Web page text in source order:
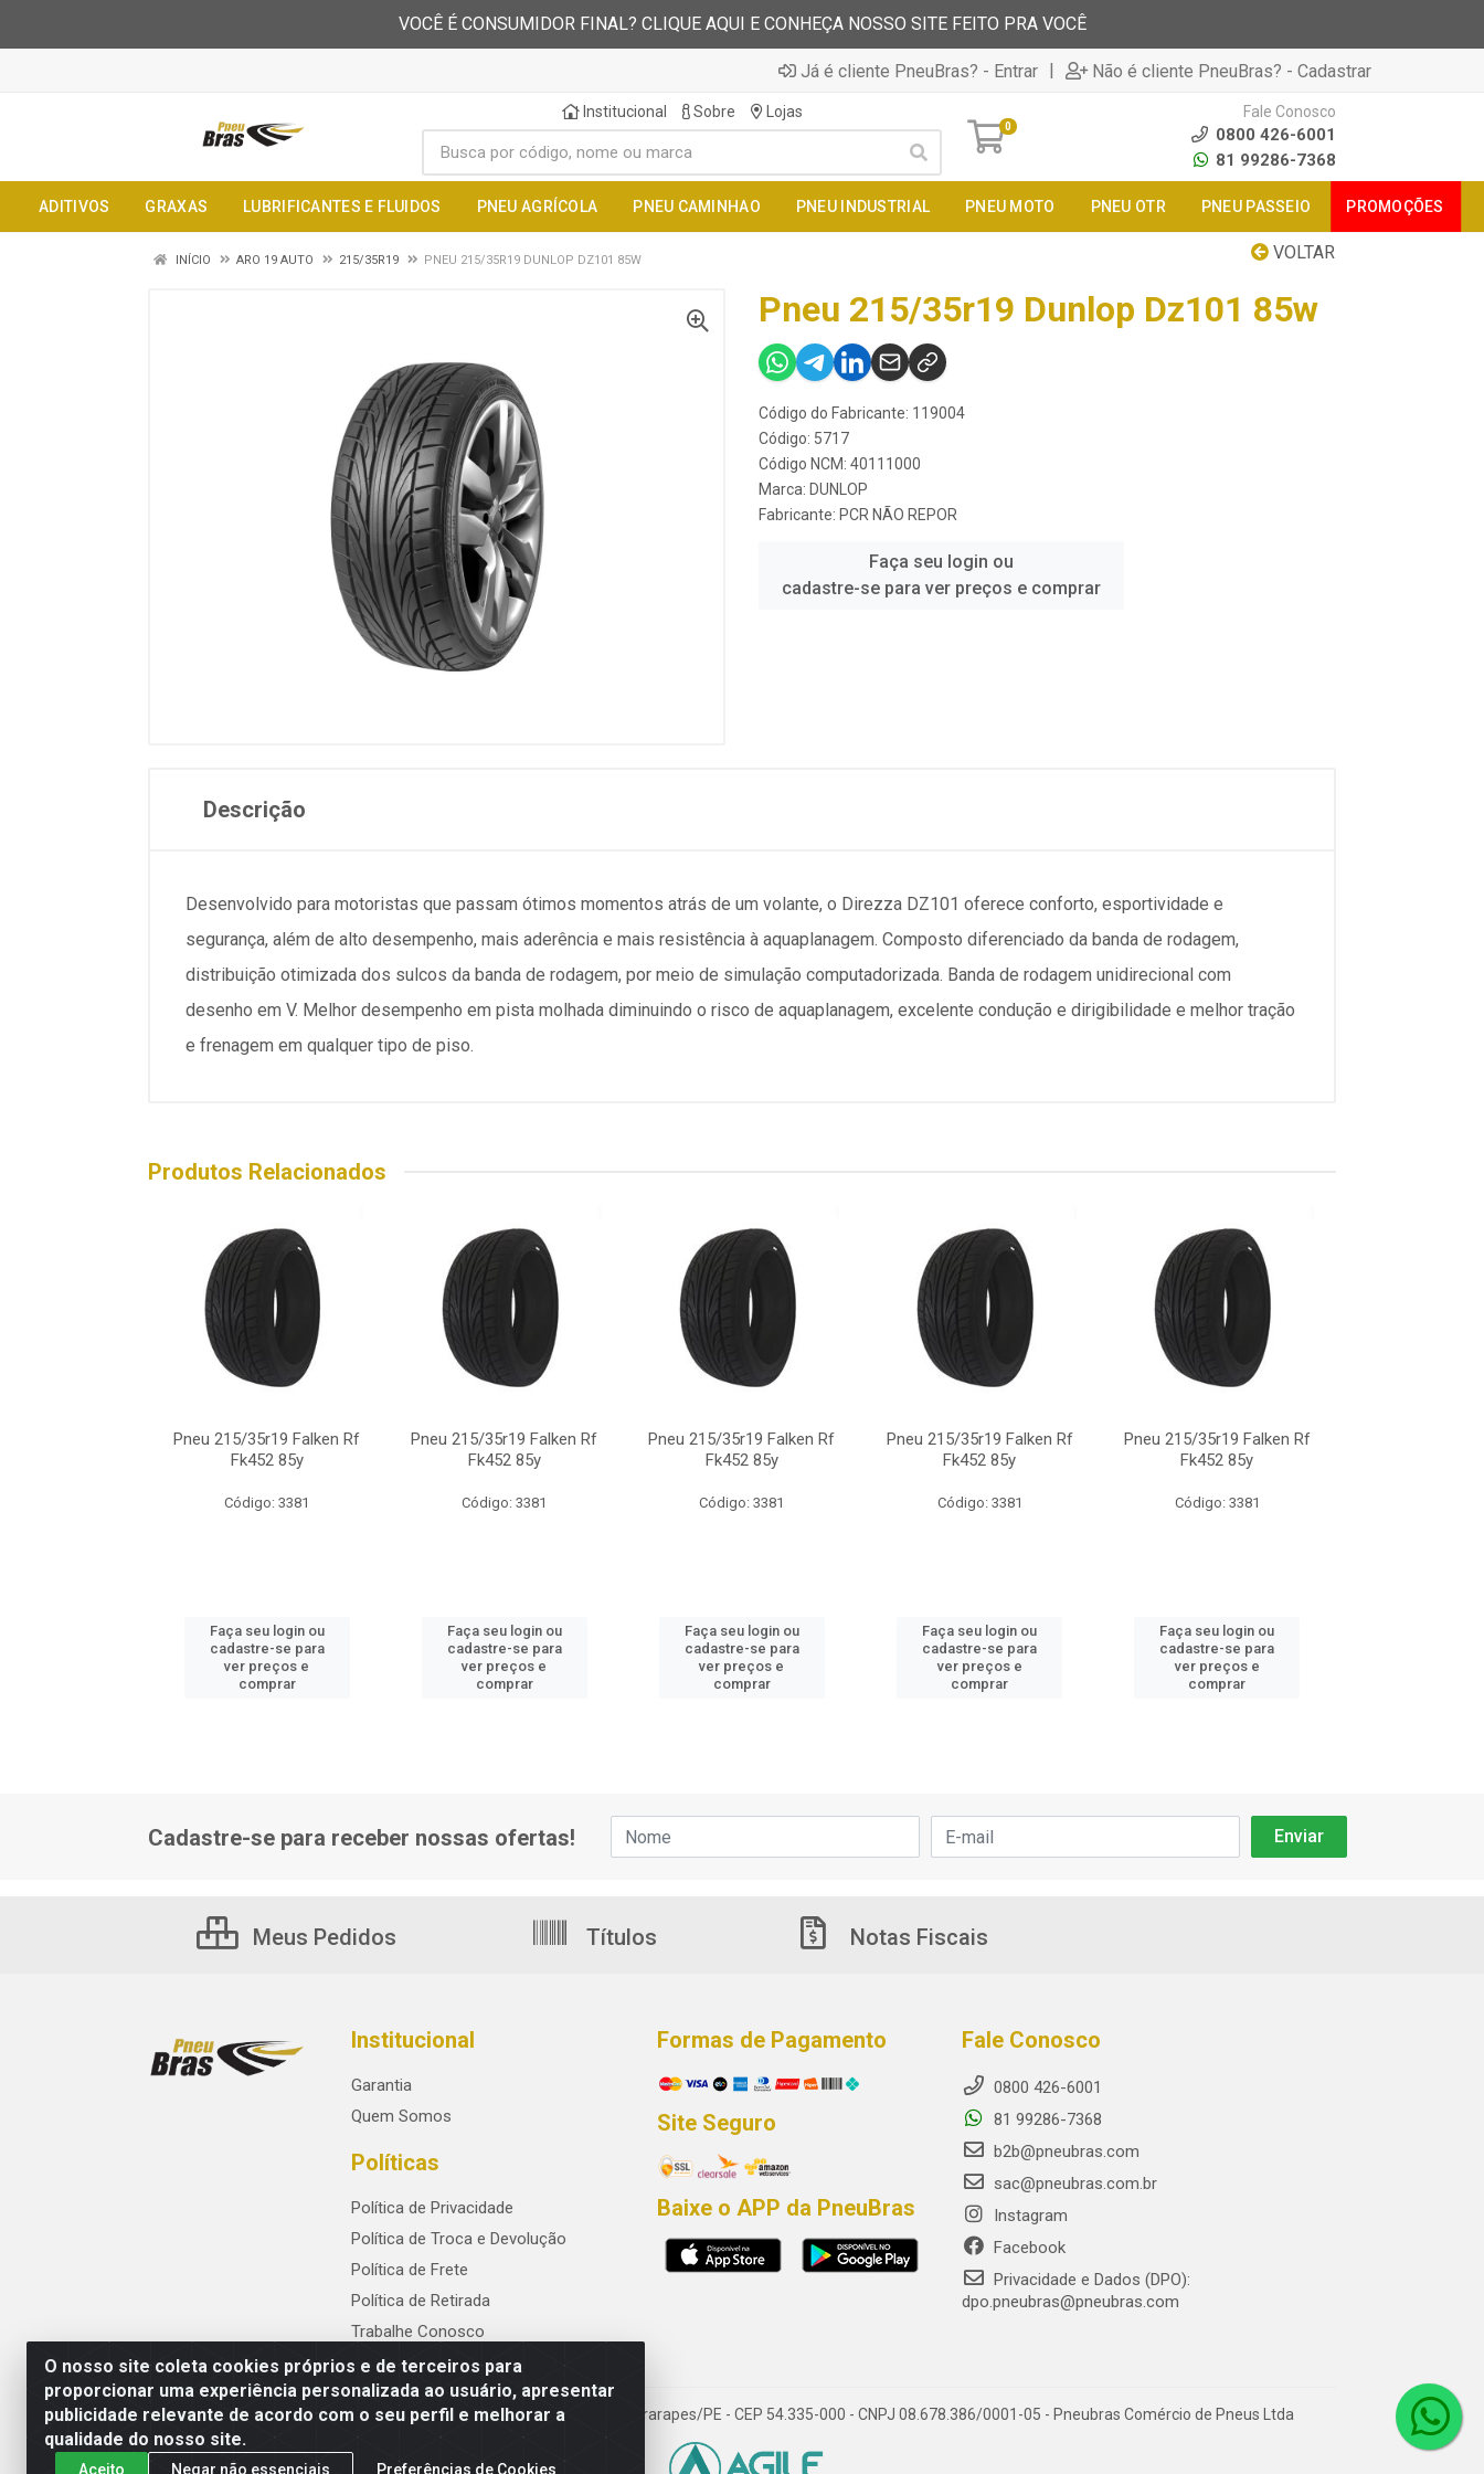
VOCÊ É CONSUMIDOR FINAL? CLIQUE AQUI E CONHEÇA NOSSO SITE FEITO PRA VOCÊ
Já é cliente PneuBras? - Entrar | Não é cliente PneuBras? - Cadastrar
Institucional Sobre Lojas
0
Fale Conosco
0800 426-6001
81 99286-7368
ADITIVOS GRAXAS LUBRIFICANTES E FLUIDOS PNEU AGRÍCOLA PNEU CAMINHAO PNEU INDUSTRIAL PNEU MOTO PNEU OTR PNEU PASSEIO PROMOÇÕES
VOLTAR
INÍCIO ARO 19 AUTO 215/35R19 PNEU 215/35R19 DUNLOP DZ101 85W
Pneu 215/35r19 Dunlop Dz101 85w
Código do Fabricante: 119004
Código: 5717
Código NCM: 40111000
Marca: DUNLOP
Fabricante: PCR NÃO REPOR
Faça seu login ou
cadastre-se para ver preços e comprar
Descrição
Desenvolvido para motoristas que passam ótimos momentos atrás de um volante, o Direzza DZ101 oferece conforto, esportividade e
segurança, além de alto desempenho, mais aderência e mais resistência à aquaplanagem. Composto diferenciado da banda de rodagem,
distribuição otimizada dos sulcos da banda de rodagem, por meio de simulação computadorizada. Banda de rodagem unidirecional com
desenho em V. Melhor desempenho em pista molhada diminuindo o risco de aquaplanagem, excelente condução e dirigibilidade e melhor tração
e frenagem em qualquer tipo de piso.
Produtos Relacionados
Pneu 215/35r19 Falken Rf
Fk452 85y
Código: 3381
Faça seu login ou
cadastre-se para
ver preços e
comprar
Pneu 215/35r19 Falken Rf
Fk452 85y
Código: 3381
Faça seu login ou
cadastre-se para
ver preços e
comprar
Pneu 215/35r19 Falken Rf
Fk452 85y
Código: 3381
Faça seu login ou
cadastre-se para
ver preços e
comprar
Pneu 215/35r19 Falken Rf
Fk452 85y
Código: 3381
Faça seu login ou
cadastre-se para
ver preços e
comprar
Pneu 215/35r19 Falken Rf
Fk452 85y
Código: 3381
Faça seu login ou
cadastre-se para
ver preços e
comprar
O nosso site coleta cookies próprios e de terceiros para
proporcionar uma experiência personalizada ao usuário, apresentar
publicidade relevante de acordo com o seu perfil e melhorar a
qualidade do nosso site.
Aceito Negar não essenciais Preferências de Cookies
Cadastre-se para receber nossas ofertas!
Meus Pedidos Títulos Notas Fiscais
Institucional
Garantia
Quem Somos
Políticas
Política de Privacidade
Política de Troca e Devolução
Política de Frete
Política de Retirada
Trabalhe Conosco
Formas de Pagamento
Site Seguro
Baixe o APP da PneuBras
Fale Conosco
0800 426-6001
81 99286-7368
b2b@pneubras.com
sac@pneubras.com.br
Instagram
Facebook
Privacidade e Dados (DPO):
dpo.pneubras@pneubras.com
PneuBras - Rodovia BR-101, KM 82 - Prazeres, Jaboatão dos Guararapes/PE - CEP 54.335-000 - CNPJ 08.678.386/0001-05 - Pneubras Comércio de Pneus Ltda